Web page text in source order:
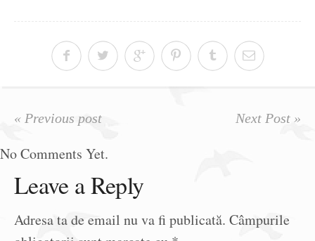
« Previous post Next Post »
No Comments Yet.
Leave a Reply
Adresa ta de email nu va fi publicată. Câmpurile